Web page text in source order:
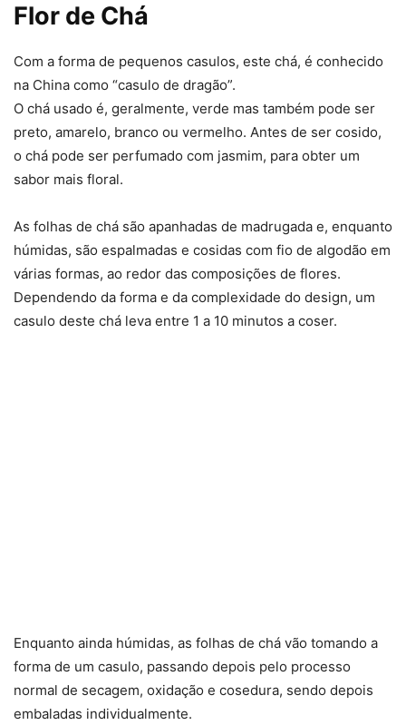
Flor de Chá
Com a forma de pequenos casulos, este chá, é conhecido
na China como “casulo de dragão”.
O chá usado é, geralmente, verde mas também pode ser
preto, amarelo, branco ou vermelho. Antes de ser cosido,
o chá pode ser perfumado com jasmim, para obter um
sabor mais floral.
As folhas de chá são apanhadas de madrugada e, enquanto
húmidas, são espalmadas e cosidas com fio de algodão em
várias formas, ao redor das composições de flores.
Dependendo da forma e da complexidade do design, um
casulo deste chá leva entre 1 a 10 minutos a coser.
Enquanto ainda húmidas, as folhas de chá vão tomando a
forma de um casulo, passando depois pelo processo
normal de secagem, oxidação e cosedura, sendo depois
embaladas individualmente.